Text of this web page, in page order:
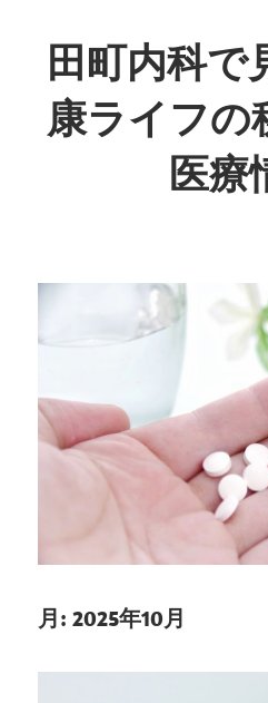
ン
テ
ン
ツ
田町内科で
康ライフの
医療
た
健
を
守
と
信
頼
の
月: 2025年10月